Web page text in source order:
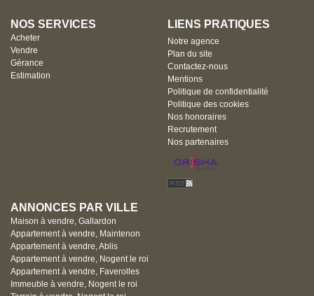
NOS SERVICES
Acheter
Vendre
Gérance
Estimation
LIENS PRATIQUES
Notre agence
Plan du site
Contactez-nous
Mentions
Politique de confidentialité
Politique des cookies
Nos honoraires
Recrutement
Nos partenaires
ANNONCES PAR VILLE
Maison à vendre, Gallardon
Appartement à vendre, Maintenon
Appartement à vendre, Ablis
Appartement à vendre, Nogent le roi
Appartement à vendre, Faverolles
Immeuble à vendre, Nogent le roi